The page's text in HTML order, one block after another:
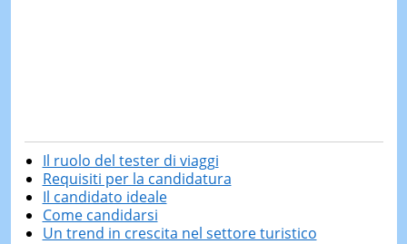
Il ruolo del tester di viaggi
Requisiti per la candidatura
Il candidato ideale
Come candidarsi
Un trend in crescita nel settore turistico